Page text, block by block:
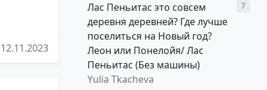
12.11.2023
Лас Пеньитас это совсем
деревня деревней? Где лучше
поселиться на Новый год?
Леон или Понелойя/ Лас
Пеньитас (Без машины)
Yulia Tkacheva
7